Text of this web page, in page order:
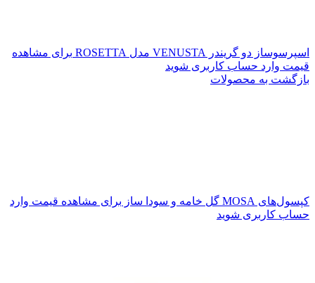
اسپرسوساز دو گریندر VENUSTA مدل ROSETTA
برای مشاهده
قیمت وارد حساب کاربری شوید
بازگشت به محصولات
کپسول‌های MOSA گل خامه و سودا ساز
برای مشاهده قیمت وارد
حساب کاربری شوید